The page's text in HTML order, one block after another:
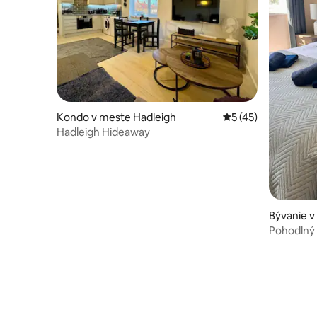
Kondo v meste Hadleigh Priemerné
5 (45)
Hadleigh Hideaway
Bývanie
a
Pohodlný